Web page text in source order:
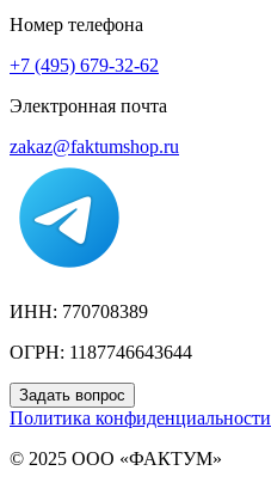
Номер телефона
+7 (495) 679-32-62
Электронная почта
zakaz@faktumshop.ru
ИНН: 770708389
ОГРН: 1187746643644
Задать вопрос
Политика конфиденциальности
© 2025 ООО «ФАКТУМ»